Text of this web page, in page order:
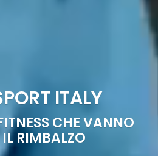
ITALY
CHE VANNO
IL RIMBALZO